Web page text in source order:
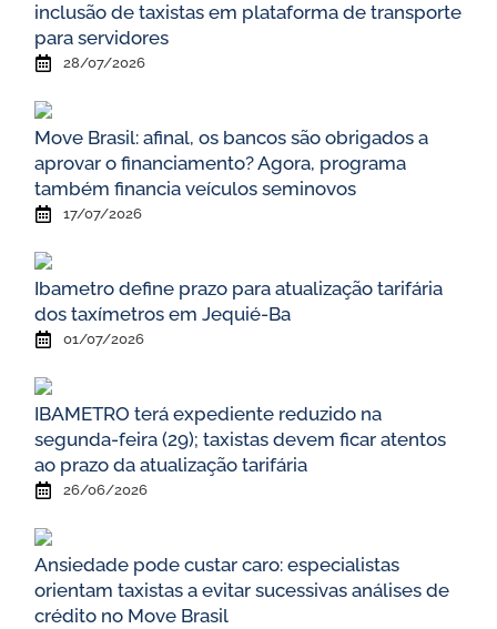
inclusão de taxistas em plataforma de transporte
para servidores
28/07/2026
Move Brasil: afinal, os bancos são obrigados a
aprovar o financiamento? Agora, programa
também financia veículos seminovos
17/07/2026
Ibametro define prazo para atualização tarifária
dos taxímetros em Jequié-Ba
01/07/2026
IBAMETRO terá expediente reduzido na
segunda-feira (29); taxistas devem ficar atentos
ao prazo da atualização tarifária
26/06/2026
Ansiedade pode custar caro: especialistas
orientam taxistas a evitar sucessivas análises de
crédito no Move Brasil